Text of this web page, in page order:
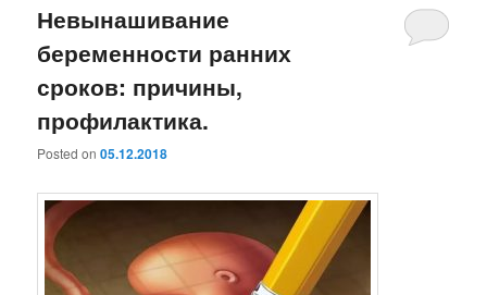
Невынашивание
беременности ранних
сроков: причины,
профилактика.
Posted on05.12.2018